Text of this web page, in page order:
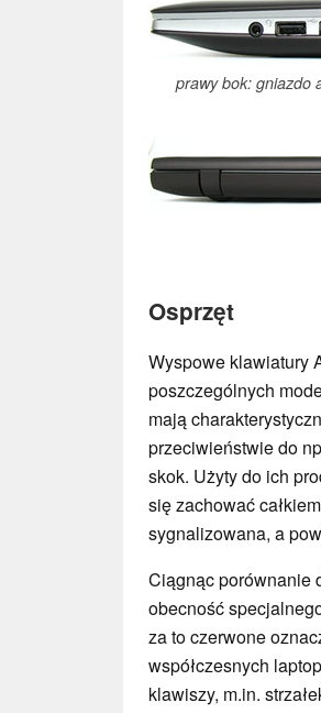
prawy bok: gniazdo
Osprzęt
Wyspowe klawiatury
poszczególnych
mają
przeciwieństwie do
skok. Użyty do ich
się zachować
sygnalizowana, a
Ciągnąc porównanie
obecność
za to czerwone
współczesnych
klawiszy, m.in.